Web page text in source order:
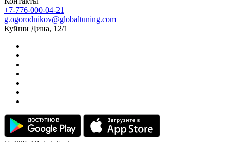
+7-776-000-04-21
g.ogorodnikov@globaltuning.com
Куйши Дина, 12/1